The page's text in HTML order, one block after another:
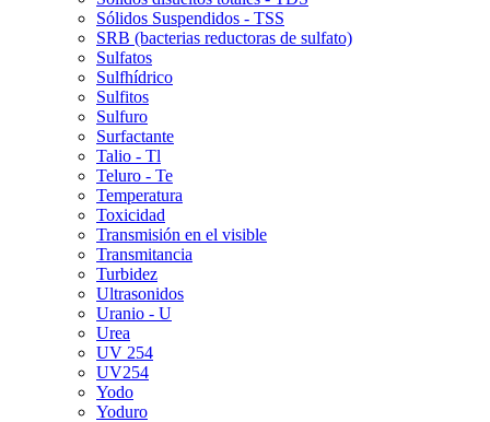
Sólidos Suspendidos - TSS
SRB (bacterias reductoras de sulfato)
Sulfatos
Sulfhídrico
Sulfitos
Sulfuro
Surfactante
Talio - Tl
Teluro - Te
Temperatura
Toxicidad
Transmisión en el visible
Transmitancia
Turbidez
Ultrasonidos
Uranio - U
Urea
UV 254
UV254
Yodo
Yoduro